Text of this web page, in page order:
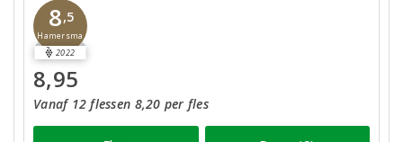
8,5
Hamersma
2022
8,95
Vanaf 12 flessen 8,20 per fles